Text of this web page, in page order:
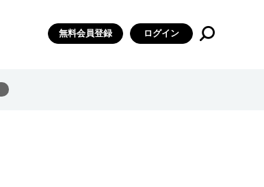
無料会員登録 ログイン